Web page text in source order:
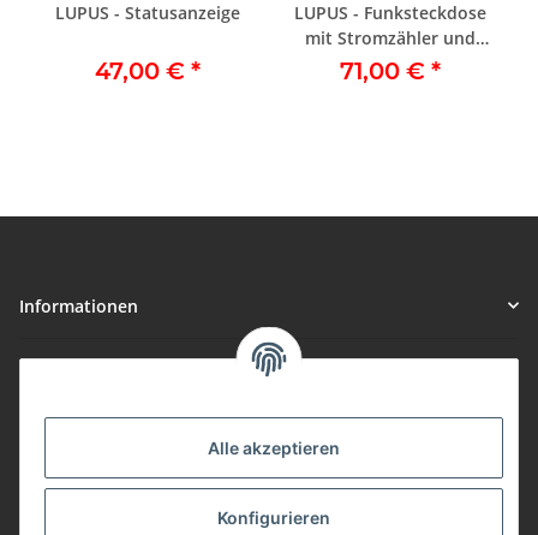
Alle akzeptieren
Konfigurieren
LUPUS - Statusanzeige
47,00 €*
LUPUS - Funksteckdose
mit Stromzähler und
ZigBee Repeater
71,00 €*
Informationen
Gute Preis/Leistung